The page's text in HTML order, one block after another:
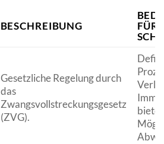
BESCHREIBUNG
FÜR
Gesetzliche Regelung durch
das
Zwangsvollstreckungsgesetz
(ZVG).